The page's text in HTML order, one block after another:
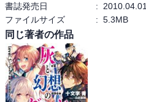
書誌発売日
:
2010.04.01
ファイルサイズ
: 5.3MB
同じ著者の作品